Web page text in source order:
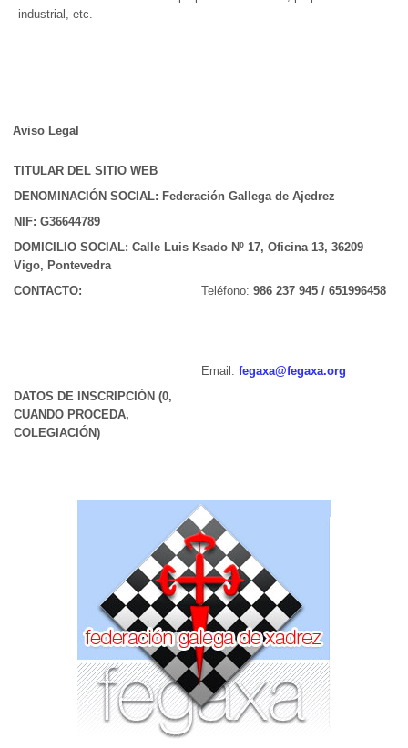
industrial, etc.
Aviso Legal
TITULAR DEL SITIO WEB
DENOMINACIÓN SOCIAL: Federación Gallega de Ajedrez
NIF: G36644789
DOMICILIO SOCIAL: Calle Luis Ksado Nº 17, Oficina 13, 36209
Vigo, Pontevedra
CONTACTO:
Teléfono: 986 237 945 / 651996458
Email: fegaxa@fegaxa.org
DATOS DE INSCRIPCIÓN (0,
CUANDO PROCEDA,
COLEGIACIÓN)